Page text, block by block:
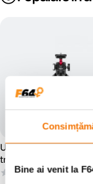
Bine ai venit la
Ulanzi MT-16 Desktop
trepied extensibil MT-
(0)